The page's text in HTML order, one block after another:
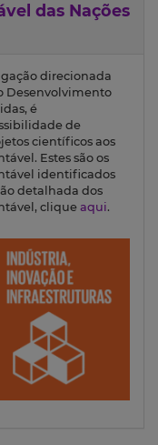
das Nações
direcionada
Desenvolvimento
é
de
científicos aos
Estes são os
identificados
detalhada dos
clique aqui.